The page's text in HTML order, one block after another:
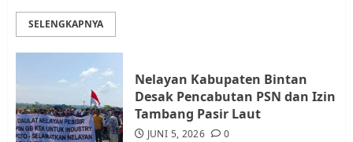
Warga Rempang Ajukan
Audiensi dengan Wali Kota
SELENGKAPNYA
Nelayan Kabupaten Bintan
Desak Pencabutan PSN dan Izin
Tambang Pasir Laut
JUNI 5, 2026 0